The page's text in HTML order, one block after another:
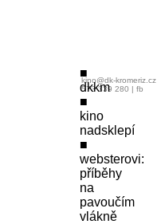
dkkm
kino
nadsklepí
websterovi:
příběhy
na
pavoučím
vlákně
kino@dk-kromeriz.cz
573 339 280 | fb